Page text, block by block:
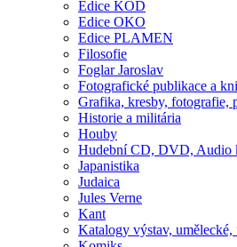
Edice KOD
Edice OKO
Edice PLAMEN
Filosofie
Foglar Jaroslav
Fotografické publikace a
Grafika, kresby, fotografie,
Historie a militária
Houby
Hudební CD, DVD, Audio
Japanistika
Judaica
Jules Verne
Kant
Katalogy výstav, umělecké,